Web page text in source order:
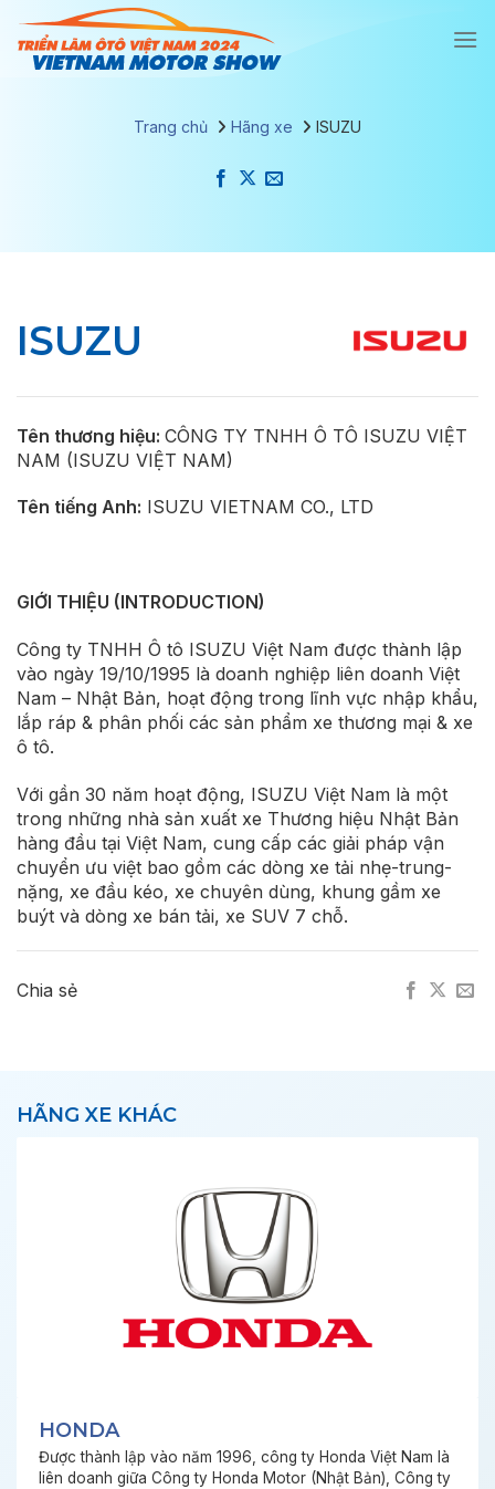
đến
Trang chủ Hãng xe ISUZU
ISUZU
Tên thương hiệu: CÔNG TY TNHH Ô TÔ ISUZU VIỆT
NAM (ISUZU VIỆT NAM)
Tên tiếng Anh: ISUZU VIETNAM CO., LTD
GIỚI THIỆU (INTRODUCTION)
Công ty TNHH Ô tô ISUZU Việt Nam được thành lập
vào ngày 19/10/1995 là doanh nghiệp liên doanh Việt
Nam – Nhật Bản, hoạt động trong lĩnh vực nhập khẩu,
lắp ráp & phân phối các sản phẩm xe thương mại & xe
ô tô.
Với gần 30 năm hoạt động, ISUZU Việt Nam là một
trong những nhà sản xuất xe Thương hiệu Nhật Bản
hàng đầu tại Việt Nam, cung cấp các giải pháp vận
chuyển ưu việt bao gồm các dòng xe tải nhẹ-trung-
nặng, xe đầu kéo, xe chuyên dùng, khung gầm xe
buýt và dòng xe bán tải, xe SUV 7 chỗ.
Chia sẻ
HÃNG XE KHÁC
HONDA
Được thành lập vào năm 1996, công ty Honda Việt Nam là
liên doanh giữa Công ty Honda Motor (Nhật Bản), Công ty